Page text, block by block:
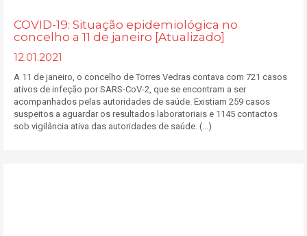
COVID-19: Situação epidemiológica no
concelho a 11 de janeiro [Atualizado]
12.01.2021
A 11 de janeiro, o concelho de Torres Vedras contava com 721 casos
ativos de infeção por SARS-CoV-2, que se encontram a ser
acompanhados pelas autoridades de saúde. Existiam 259 casos
suspeitos a aguardar os resultados laboratoriais e 1145 contactos
sob vigilância ativa das autoridades de saúde. (...)